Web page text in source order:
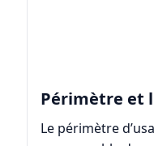
Périmètre et
Le périmètre